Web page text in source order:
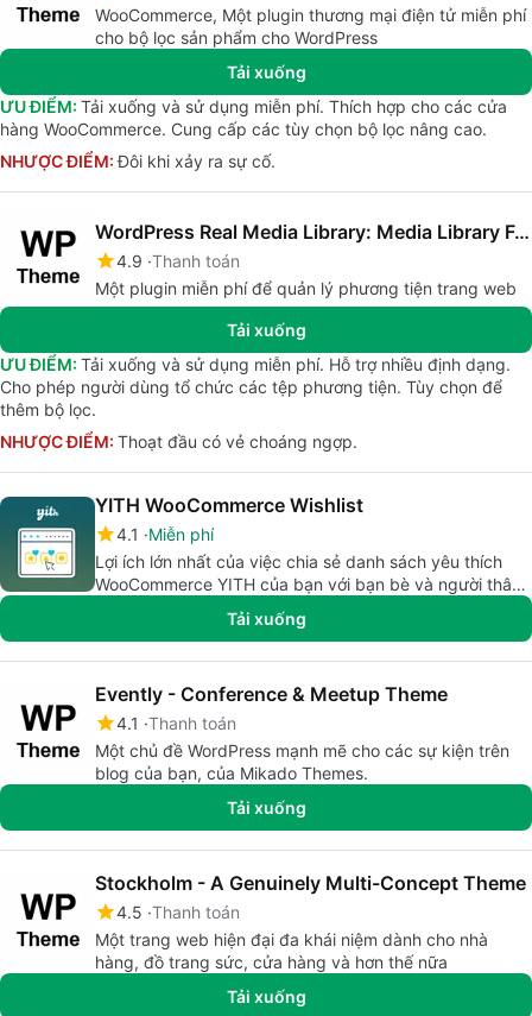
WooCommerce, Một plugin thương mại điện tử miễn phí
cho bộ lọc sản phẩm cho WordPress
Tải xuống
ƯU ĐIỂM: Tải xuống và sử dụng miễn phí. Thích hợp cho các cửa
hàng WooCommerce. Cung cấp các tùy chọn bộ lọc nâng cao.
NHƯỢC ĐIỂM:Đôi khi xảy ra sự cố.
WordPress Real Media Library: Media Library Folder & File Manager for Media Management
4.9 Thanh toán
Một plugin miễn phí để quản lý phương tiện trang web
Tải xuống
ƯU ĐIỂM: Tải xuống và sử dụng miễn phí. Hỗ trợ nhiều định dạng.
Cho phép người dùng tổ chức các tệp phương tiện. Tùy chọn để
thêm bộ lọc.
NHƯỢC ĐIỂM: Thoạt đầu có vẻ choáng ngợp.
YITH WooCommerce Wishlist
4.1
Miễn phí
Lợi ích lớn nhất của việc chia sẻ danh sách yêu thích
WooCommerce YITH của bạn với bạn bè và người thân
Tải xuống
Evently - Conference & Meetup Theme
4.1 Thanh toán
Một chủ đề WordPress mạnh mẽ cho các sự kiện trên
blog của bạn, của Mikado Themes.
Tải xuống
Stockholm - A Genuinely Multi-Concept Theme
4.5 Thanh toán
Một trang web hiện đại đa khái niệm dành cho nhà
hàng, đồ trang sức, cửa hàng và hơn thế nữa
Tải xuống